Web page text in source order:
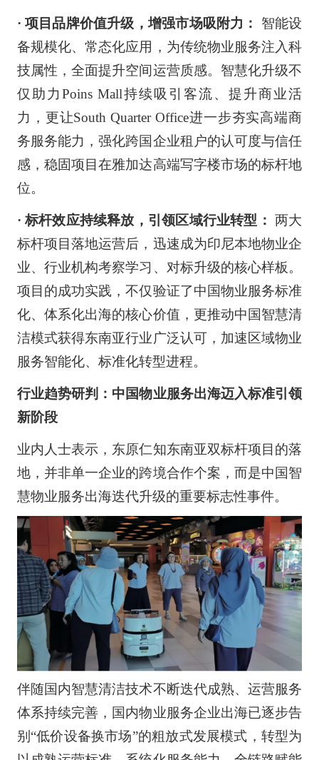
· 项目品牌价值升级，增强市场吸附力：
智能设
备规模化、常态化应用，为传统物业服务注入科
技属性，全面提升空间运营质感。智慧化升级不
仅助力Poins Mall持续吸引客流、提升商业活
力，更让South Quarter Office进一步夯实高端商
务服务能力，强化跨国企业租户的认可度与信任
感，稳固项目在雅加达高端写字楼市场的标杆地
位。
· 标杆效应持续释放，引领区域行业转型： 两大
标杆项目落地运营后，迅速成为印尼本地物业企
业、行业机构考察学习、对标升级的核心样板。
项目的成功实践，不仅验证了中国物业服务标准
化、体系化出海的核心价值，更推动中国智慧清
洁模式获得东南亚行业广泛认可，加速区域物业
服务智能化、标准化转型进程。
行业趋势研判：中国物业服务出海迈入标准引领
新阶段
业内人士表示，东原仁知东南亚双标杆项目的落
地，并非单一企业的跨境合作个案，而是中国智
慧物业服务出海迭代升级的重要标志性事件。
伴随国内智慧清洁技术不断迭代成熟、运营服务
体系持续完善，国内物业服务企业出海已逐步告
别“低价设备换市场”的粗放式发展模式，转型为